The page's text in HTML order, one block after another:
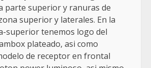
parte superior y ranuras de
superior y laterales. En la
superior tenemos logo del
plateado, asi como
de receptor en frontal